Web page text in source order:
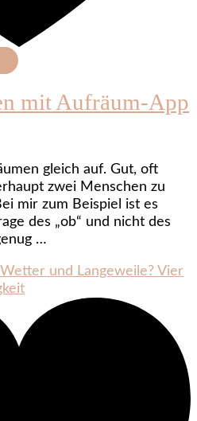
mit Aufräum-App
gleich auf. Gut, oft
zwei Menschen zu
mir zum Beispiel ist es
des „ob“ und nicht des
…